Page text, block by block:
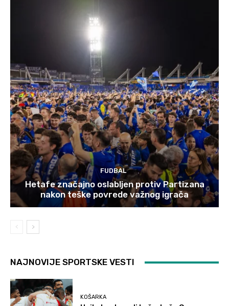
FUDBAL
Hetafe značajno oslabljen protiv Partizana
nakon teške povrede važnog igrača
NAJNOVIJE SPORTSKE VESTI
KOŠARKA